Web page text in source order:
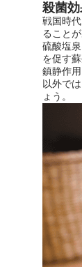
ニフテ
は、そ
きをプ
とがで
おふ
別な
料」で
お湯
い師
ぐして
殺菌
戦国時
ること
硫酸塩
を促す
鎮静作
以外で
ょう。